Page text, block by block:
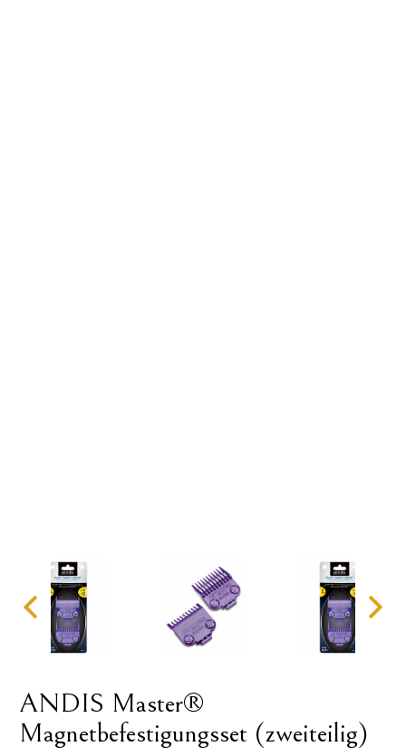
ANDIS Master®
Magnetbefestigungsset (zweiteilig)